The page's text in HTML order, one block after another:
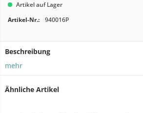
Artikel auf Lager
Artikel-Nr.:
940016P
Beschreibung
mehr
Ähnliche Artikel